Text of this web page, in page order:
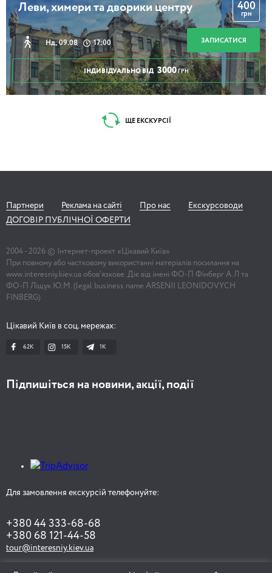
Леви, химери та дворики центру
Нд, 09.08 17:00
400
грн
ЗАПИСАТИСЯ
ІНДИВІДУАЛЬНО ВІД 3000 ГРН
ЩЕ ЕКСКУРСІЇ
Партнери Реклама на сайті Про нас
Екскурсоводи
ДОГОВІР ПУБЛІЧНОЇ ОФЕРТИ
2004 - 2026 © Інтернет-проект «Цікавий Київ»
При повному або частковому використанні матеріалів посилання на
www.interesniy.kiev.ua обов'язкове. Діє від імені ФО-П Фінберг А.Л та
ФО-П Ліщук Ю.М. (legal business name ARSENII LEONIDOVYCH
FINBERG)
Цікавий Київ в соц. мережах:
62K 15K 1К
Підпишіться на новини, акції, події
Для замовлення екскурсій телефонуйте:
+380 44 333-68-68
+380 68 121-44-58
tour@interesniy.kiev.ua